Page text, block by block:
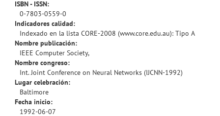
ISBN - ISSN:
0-7803-0559-0
Indicadores calidad:
Indexado en la lista CORE-2008 (www.core.edu.au): Tipo A
Nombre publicación:
IEEE Computer Society,
Nombre congreso:
Int. Joint Conference on Neural Networks (IJCNN-1992)
Lugar celebración:
Baltimore
Fecha inicio:
1992-06-07